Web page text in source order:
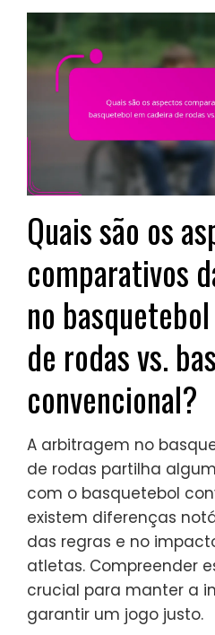
Quais são os
comparativos
no
de rodas vs.
convencional?
A arbitragem no
de rodas partilha
com o basquetebol
existem diferenças
das regras e no
atletas. Compreender
crucial para manter a
garantir um jogo justo.